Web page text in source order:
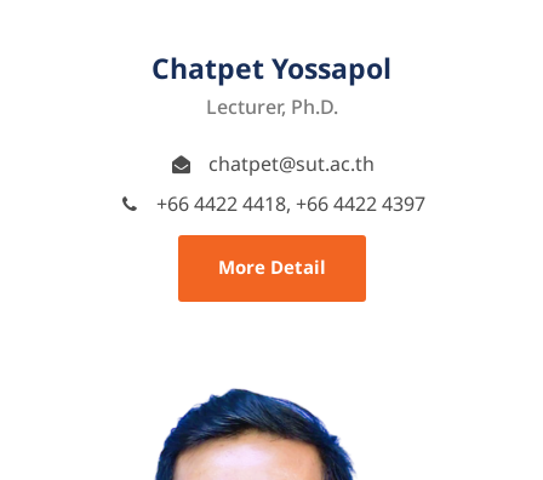
Chatpet Yossapol
Lecturer, Ph.D.
chatpet@sut.ac.th
+66 4422 4418, +66 4422 4397
More Detail